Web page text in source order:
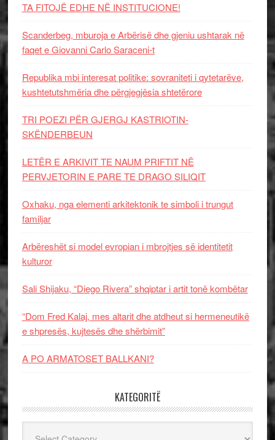
TA FITOJË EDHE NË INSTITUCIONE!
Scanderbeg, mburoja e Arbërisë dhe gjeniu ushtarak në
faqet e Giovanni Carlo Saraceni-t
Republika mbi interesat politike: sovraniteti i qytetarëve,
kushtetutshmëria dhe përgjegjësia shtetërore
TRI POEZI PËR GJERGJ KASTRIOTIN-
SKËNDERBEUN
LETËR E ARKIVIT TE NAUM PRIFTIT NË
PERVJETORIN E PARE TE DRAGO SILIQIT
Oxhaku, nga elementi arkitektonik te simboli i trungut
familjar
Arbëreshët si model evropian i mbrojtjes së identitetit
kulturor
Sali Shijaku, “Diego Rivera” shqiptar i artit tonë kombëtar
“Dom Fred Kalaj, mes altarit dhe atdheut si hermeneutikë
e shpresës, kujtesës dhe shërbimit”
A PO ARMATOSET BALLKANI?
KATEGORITË